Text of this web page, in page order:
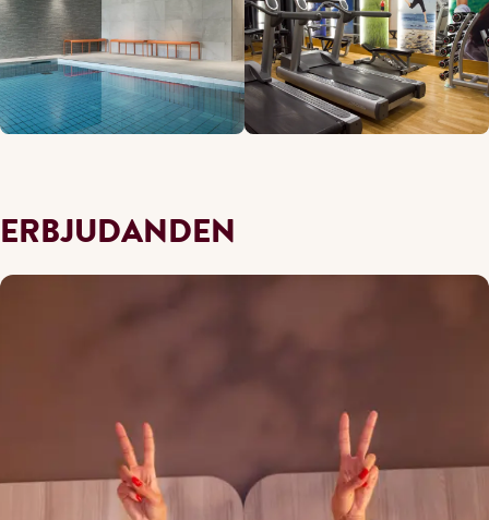
ERBJUDANDEN